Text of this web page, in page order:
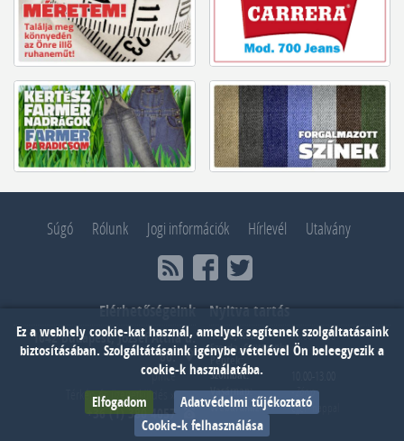
Súgó Rólunk Jogi információk Hírlevél Utalvány
Elérhetőségeink
1042 Budapest, József Attila u.
60.
pince
Térkép és üzenetküldés »
+36 (1) 380 4057
Nyitva tartás
Hétfő, Kedd,
Szerda, Csütörtök,
Péntek:
10.00-18.00
Szombat:
Vasárnap: - Zárva -
Webáruház: éjjel - nappal
Ez a webhely cookie-kat használ, amelyek segítenek szolgáltatásaink
biztosításában. Szolgáltátásaink igénybe vételével Ön beleegyezik a
cookie-k használatába.
Elfogadom
Adatvédelmi tűjékoztató
Cookie-k felhasználása